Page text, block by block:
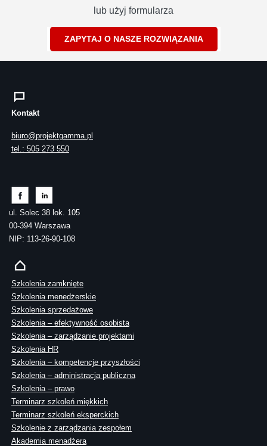
lub użyj formularza
ZAPYTAJ O NASZE ROZWIĄZANIA
Kontakt
biuro@projektgamma.pl
tel.: 505 273 550
ul. Solec 38 lok. 105
00-394 Warszawa
NIP: 113-26-90-108
Szkolenia zamknięte
Szkolenia menedżerskie
Szkolenia sprzedażowe
Szkolenia – efektywność osobista
Szkolenia – zarządzanie projektami
Szkolenia HR
Szkolenia – kompetencje przyszłości
Szkolenia – administracja publiczna
Szkolenia – prawo
Terminarz szkoleń miękkich
Terminarz szkoleń eksperckich
Szkolenie z zarządzania zespołem
Akademia menadżera